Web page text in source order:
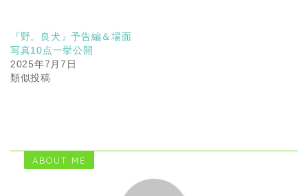
『野。良犬』予告編＆場面
写真10点一挙公開
2025年7月7日
類似投稿
ABOUT ME